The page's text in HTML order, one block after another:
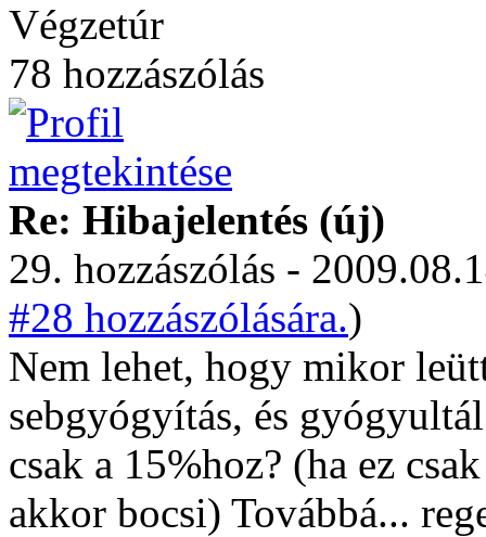
Végzetúr
78 hozzászólás
Re: Hibajelentés (új)
29. hozzászólás -
#28 hozzászólására.)
Nem lehet, hogy mikor
sebgyógyítás, és
csak a 15%hoz? (ha ez
akkor bocsi) Továbbá...